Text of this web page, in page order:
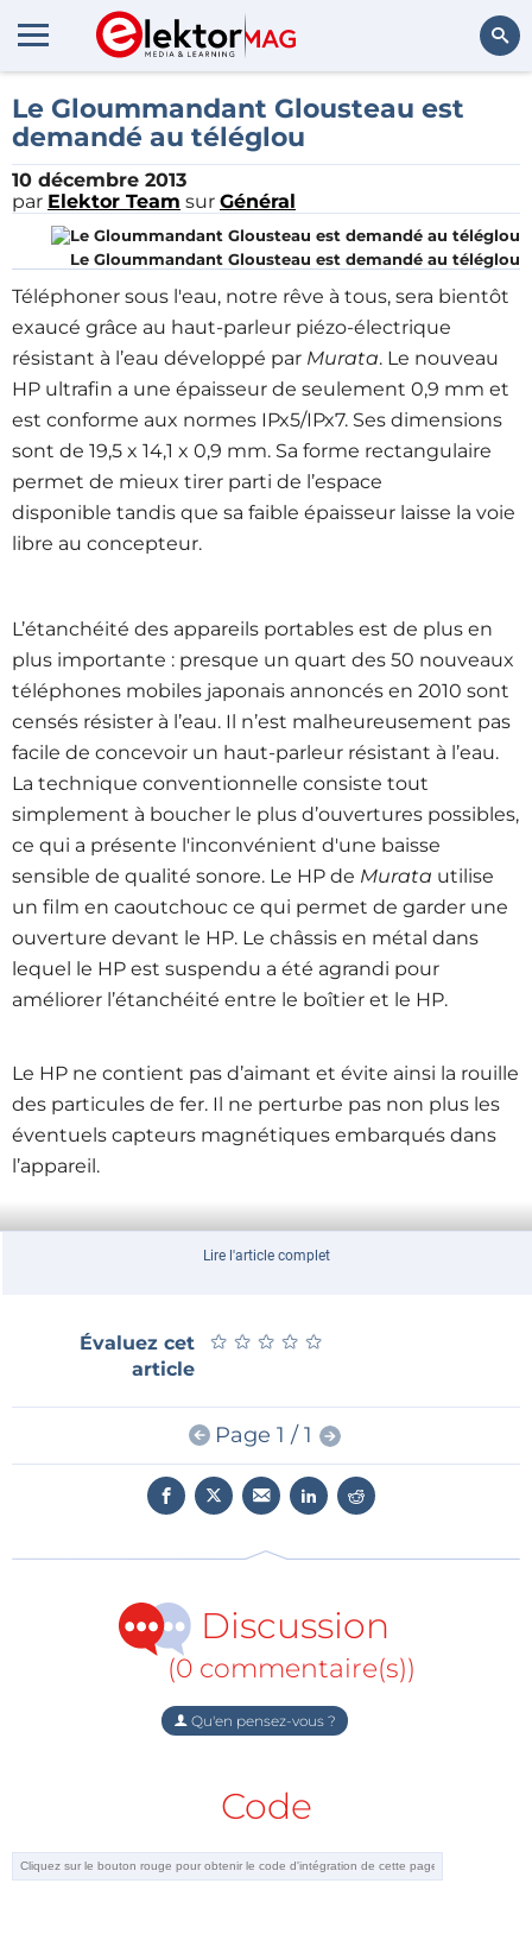
Rechercher
Le Gloummandant Glousteau est
demandé au téléglou
10 décembre 2013
par Elektor Team sur Général
Le Gloummandant Glousteau est demandé au téléglou
Téléphoner sous l'eau, notre rêve à tous, sera bientôt
exaucé grâce au haut-parleur piézo-électrique
résistant à l’eau développé par Murata. Le nouveau
HP ultrafin a une épaisseur de seulement 0,9 mm et
est conforme aux normes IPx5/IPx7. Ses dimensions
sont de 19,5 x 14,1 x 0,9 mm. Sa forme rectangulaire
permet de mieux tirer parti de l’espace
disponible tandis que sa faible épaisseur laisse la voie
libre au concepteur.
L’étanchéité des appareils portables est de plus en
plus importante : presque un quart des 50 nouveaux
téléphones mobiles japonais annoncés en 2010 sont
censés résister à l’eau. Il n’est malheureusement pas
facile de concevoir un haut-parleur résistant à l’eau.
La technique conventionnelle consiste tout
simplement à boucher le plus d’ouvertures possibles,
ce qui a présente l'inconvénient d'une baisse
sensible de qualité sonore. Le HP de Murata utilise
un film en caoutchouc ce qui permet de garder une
ouverture devant le HP. Le châssis en métal dans
lequel le HP est suspendu a été agrandi pour
améliorer l’étanchéité entre le boîtier et le HP.
Le HP ne contient pas d’aimant et évite ainsi la rouille
des particules de fer. Il ne perturbe pas non plus les
éventuels capteurs magnétiques embarqués dans
l’appareil.
Le nouvel HP au nom poétique de
résonance est de 1400 Hz (±20 %).
Lire l'article complet
Évaluez cet
article
★ ★ ★ ★ ★
★ ★ ★ ★ ★
Page 1 / 1
Discussion
(0 commentaire(s))
Qu'en pensez-vous ?
Code